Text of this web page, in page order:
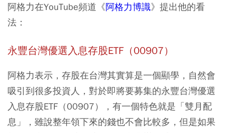
阿格力在YouTube頻道​《阿格力博識》提出他的看
法：
永豐台灣優選入息存股ETF（00907）
阿格力表示，存股在台灣其實算是一個顯學，自然會
吸引到很多投資人，對於即將要募集的永豐台灣優選
入息存股ETF（00907），有一個特色就是「雙月配
息」，雖說整年領下來的錢也不會比較多，但是如果